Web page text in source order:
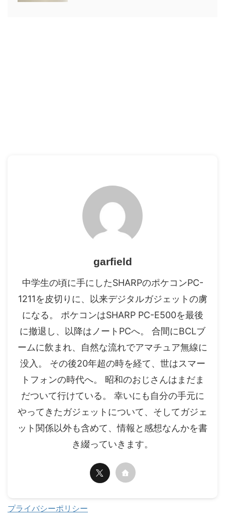
garfield
中学生の頃に手にしたSHARPのポケコンPC-
1211を皮切りに、以来デジタルガジェットの虜
になる。 ポケコンはSHARP PC-E500を最後
に撤退し、以降はノートPCへ。 合間にBCLブ
ームに飲まれ、自然な流れでアマチュア無線に
没入。 その後20年超の時を経て、世はスマー
トフォンの時代へ。 昭和のおじさんはまだま
だついて行けている。 幸いにも自分の手元に
やってきたガジェットについて、そしてガジェ
ット関係以外も含めて、情報と感想なんかを書
き綴っていきます。
プライバシーポリシー